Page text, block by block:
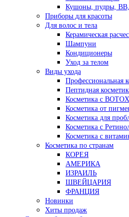
Кушоны, пудры,
Приборы для красоты
Для волос и тела
Керамическая
Шампуни
Кондиционеры
Уход за телом
Виды ухода
Профессиональная
Пептидная
Косметика с
Косметика от
Косметика для
Косметика с
Косметика с
Косметика по странам
КОРЕЯ
АМЕРИКА
ИЗРАИЛЬ
ШВЕЙЦАРИЯ
ФРАНЦИЯ
Новинки
Хиты продаж